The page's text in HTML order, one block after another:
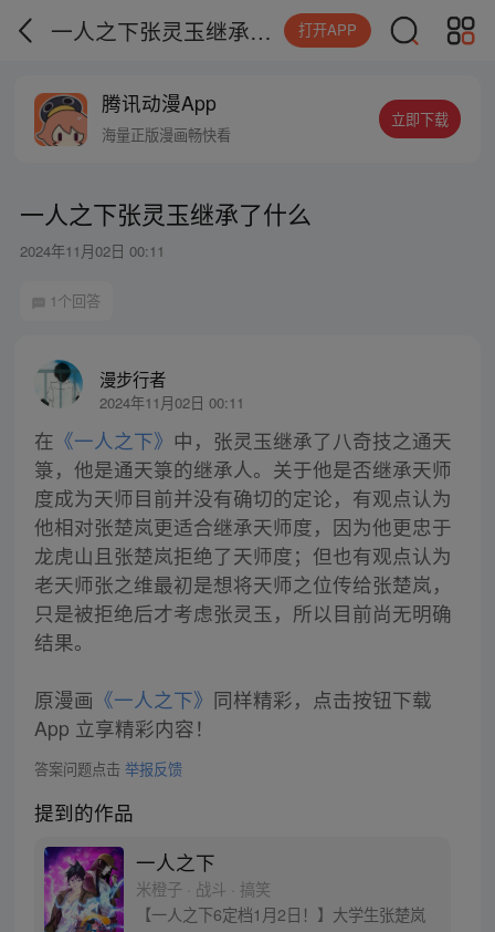
一人之下张灵玉继承了什么 打开APP
腾讯动漫App
海量正版漫画畅快看
立即下载
一人之下张灵玉继承了什么
2024年11月02日 00:11
1个回答
漫步行者
2024年11月02日 00:11
在 《一人之下》 中，张灵玉继承了八奇技之通天
箓，他是通天箓的继承人。关于他是否继承天师
度成为天师目前并没有确切的定论，有观点认为
他相对张楚岚更适合继承天师度，因为他更忠于
龙虎山且张楚岚拒绝了天师度；但也有观点认为
老天师张之维最初是想将天师之位传给张楚岚，
只是被拒绝后才考虑张灵玉，所以目前尚无明确
结果。
原漫画 《一人之下》 同样精彩，点击按钮下载
App 立享精彩内容！
答案问题点击 举报反馈
提到的作品
一人之下
米橙子 · 战斗 · 搞笑
【一人之下6定档1月2日！】大学生张楚岚